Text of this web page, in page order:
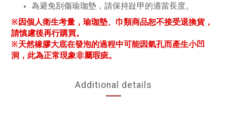
為避免刮傷瑜珈墊，請保持趾甲的適當長度。
※因個人衛生考量，瑜珈墊、巾類商品恕不接受退換貨，
請慎慮後再行購買。
※天然橡膠大底在發泡的過程中可能因氣孔而產生小凹
洞，此為正常現象非屬瑕疵。
Additional details